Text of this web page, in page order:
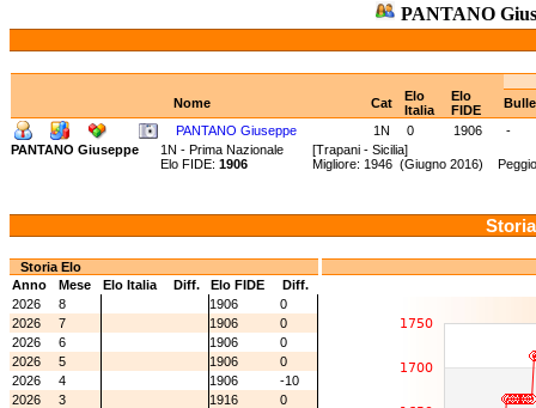
PANTANO
Nome Cat
Elo
Italia
Elo
FIDE
PANTANO Giuseppe
1N 0 1906
-
PANTANO Giuseppe
1N - Prima Nazionale [Trapani - Sicilia]
Elo FIDE: 1906 Migliore: 1946 (Giugno 2016)
Storia Elo
Anno
Mese Elo Italia Diff. Elo FIDE
Diff.
2026
8 1906
0
2026
7 1906
0
2026
6 1906
0
2026
5 1906
0
2026
4 1906
-10
2026
3 1916
0